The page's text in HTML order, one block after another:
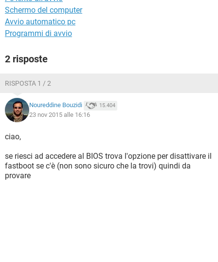
Schermo del computer
Avvio automatico pc
Programmi di avvio
2 risposte
RISPOSTA 1 / 2
Noureddine Bouzidi 15.404
23 nov 2015 alle 16:16
ciao,
se riesci ad accedere al BIOS trova l'opzione per disattivare il
fastboot se c'è (non sono sicuro che la trovi) quindi da
provare